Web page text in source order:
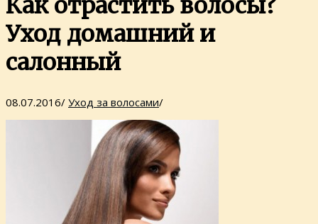
Уход домашний и
салонный
08.07.2016/ Уход за волосами/